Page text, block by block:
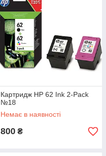
Картридж HP 62 Ink 2-Pack
№18
Немає в наявності
800 ₴